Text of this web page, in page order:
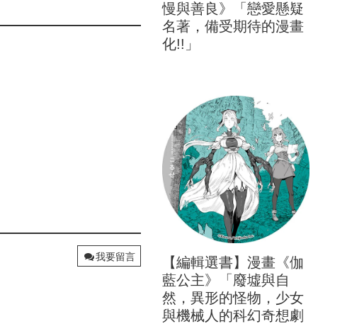
我要留言
慢與善良》「戀愛懸疑
名著，備受期待的漫畫
化!!」
【編輯選書】漫畫《伽
藍公主》「廢墟與自
然，異形的怪物，少女
與機械人的科幻奇想劇